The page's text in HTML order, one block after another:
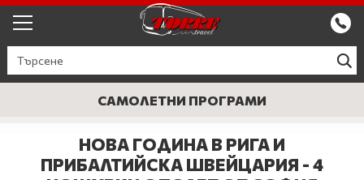
ЕКСКУРЗИИ ОТ ПЛОВДИВ
Круизи с водач
БЪЛГАРИЯ
САМОЛЕТНИ ПРОГРАМИ
НОВА ГОДИНА В РИГА И
ПРИБАЛТИЙСКА ШВЕЙЦАРИЯ - 4